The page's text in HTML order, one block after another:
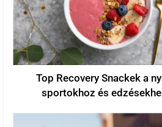
Top Recovery Snackek a
sportokhoz és